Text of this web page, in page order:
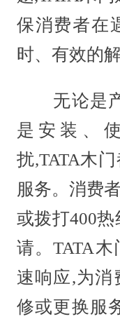
保消费者在
时、有效的解
无论是产
是安装、
扰,TATA木
服务。消费
或拨打400
请。TATA
速响应,为消
修或更换服